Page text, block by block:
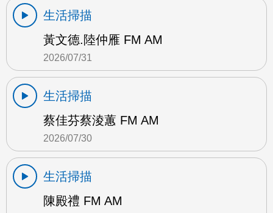
生活掃描
黃文德.陸仲雁 FM AM
2026/07/31
生活掃描
蔡佳芬蔡淩蕙 FM AM
2026/07/30
生活掃描
陳殿禮 FM AM